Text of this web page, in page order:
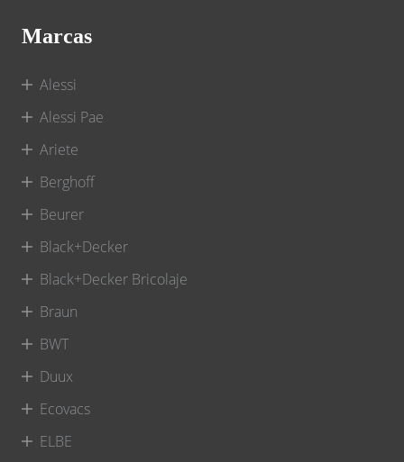
Marcas
Alessi
Alessi Pae
Ariete
Berghoff
Beurer
Black+Decker
Black+Decker Bricolaje
Braun
BWT
Duux
Ecovacs
ELBE